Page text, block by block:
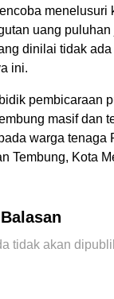
menelusuri
uang
dinilai tidak
ini.
pembicaraan
masif dan
warga tenaga
Tembung, Kota
tidak akan